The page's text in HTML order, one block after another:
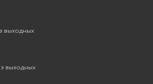
выходных
выходных